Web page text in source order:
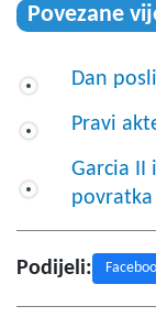
Povezane
Dan
Pravi
Garcia II
povratka
Podijeli: